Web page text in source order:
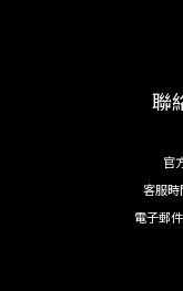
聯
官
客服時
電子郵